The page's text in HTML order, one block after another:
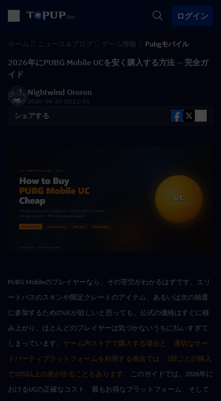
ログイン
Pubgモバイル
2026年にPUBG Mobile UCを安く購入する方法 — 完全ガ
イド
Nightwind Ororon
2026-04-20 10:21:30
シェアする
PUBG Mobileのプレイヤーなら、その苦労がわかるはずです。エリ
ートパスのスキンや限定クレートのアイテム、あるいは次の抽選
に参加するためのUCが欲しいと思っても、公式の価格はすぐに積
み上がり、ほとんどのプレイヤーは気づかないうちに払いすぎて
しまっています。 ゲーム内ストアで購入する場合と、適切なサー
ドパーティプラットフォームを利用する場合では、1回ごとの購入
で20%以上の差が出ることもあります。 このガイドでは、2026年に
おけるUCの正確なコスト、最もお得なプラットフォーム、そして